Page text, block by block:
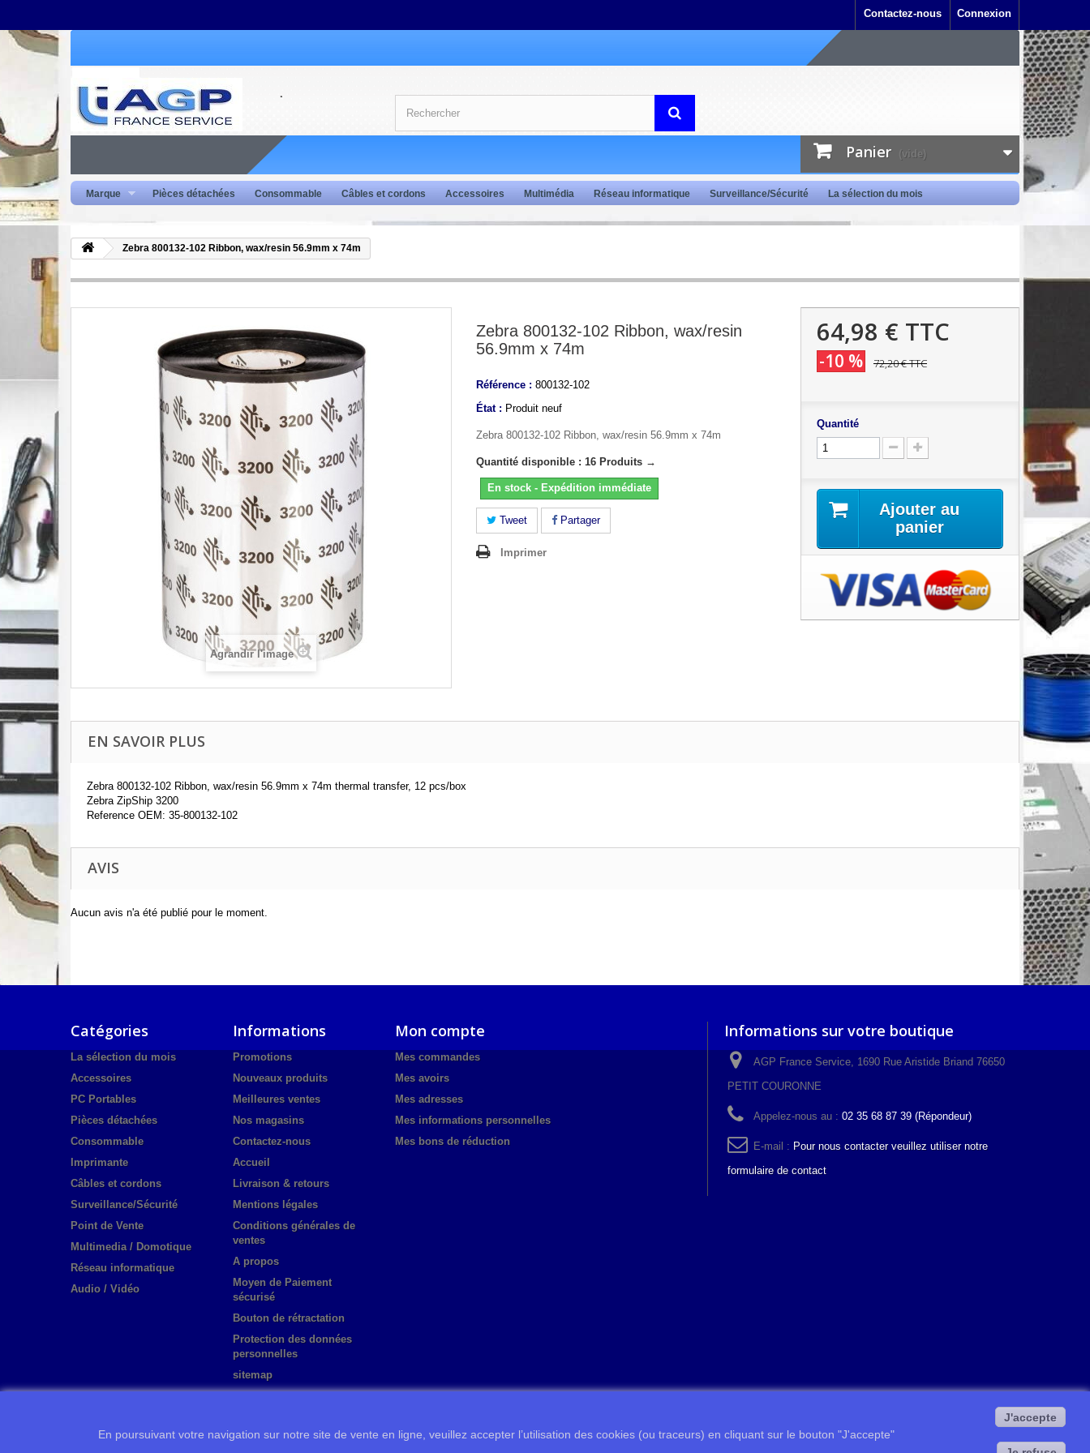
Connexion
Contactez-nous
Panier (vide)
Marque Pièces détachées Consommable Câbles et cordons Accessoires Multimédia Réseau informatique Surveillance/Sécurité La sélection du mois
Zebra 800132-102 Ribbon, wax/resin 56.9mm x 74m
Agrandir l'image
Zebra 800132-102 Ribbon, wax/resin
56.9mm x 74m
Référence : 800132-102
État : Produit neuf
Zebra 800132-102 Ribbon, wax/resin 56.9mm x 74m
Quantité disponible : 16 Produits →
En stock - Expédition immédiate
Tweet Partager
Imprimer
64,98 € TTC
-10 % 72,20 €TTC
Quantité
Ajouter au
panier
EN SAVOIR PLUS
Zebra 800132-102 Ribbon, wax/resin 56.9mm x 74m thermal transfer, 12 pcs/box
Zebra ZipShip 3200
Reference OEM: 35-800132-102
AVIS
Aucun avis n'a été publié pour le moment.
Catégories
La sélection du mois
Accessoires
PC Portables
Pièces détachées
Consommable
Imprimante
Câbles et cordons
Surveillance/Sécurité
Point de Vente
Multimedia / Domotique
Réseau informatique
Audio / Vidéo
Informations
Promotions
Nouveaux produits
Meilleures ventes
Nos magasins
Contactez-nous
Accueil
Livraison & retours
Mentions légales
Conditions générales de
ventes
A propos
Moyen de Paiement
sécurisé
Bouton de rétractation
Protection des données
personnelles
sitemap
Mon compte
Mes commandes
Mes avoirs
Mes adresses
Mes informations personnelles
Mes bons de réduction
Informations sur votre boutique
AGP France Service, 1690 Rue Aristide Briand 76650
PETIT COURONNE
Appelez-nous au : 02 35 68 87 39 (Répondeur)
E-mail : Pour nous contacter veuillez utiliser notre
formulaire de contact
En poursuivant votre navigation sur notre site de vente en ligne, veuillez accepter l’utilisation des cookies (ou traceurs) en cliquant sur le bouton "J'accepte"
J'accepte